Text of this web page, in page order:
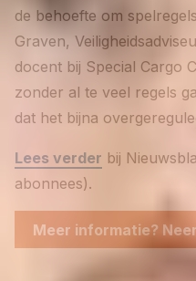
de behoefte om
Graven,
docent bij Special Cargo
zonder al te veel regels
dat het bijna
Lees verder bij
abonnees).
Meer informatie?